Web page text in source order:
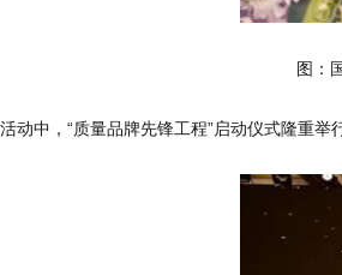
图：
活动中，“质量品牌先锋工程”启动仪式隆重